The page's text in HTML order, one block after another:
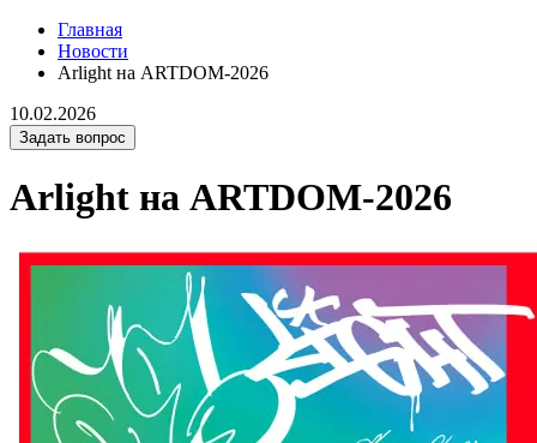
Главная
Новости
Arlight на ARTDOM-2026
10.02.2026
Задать вопрос
Arlight на ARTDOM-2026